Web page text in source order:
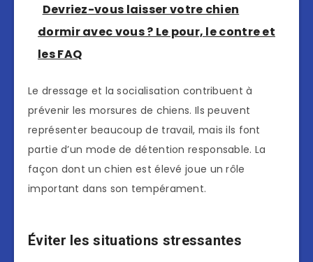
Devriez-vous laisser votre chien
dormir avec vous ? Le pour, le contre et
les FAQ
Le dressage et la socialisation contribuent à
prévenir les morsures de chiens. Ils peuvent
représenter beaucoup de travail, mais ils font
partie d’un mode de détention responsable. La
façon dont un chien est élevé joue un rôle
important dans son tempérament.
Éviter les situations stressantes